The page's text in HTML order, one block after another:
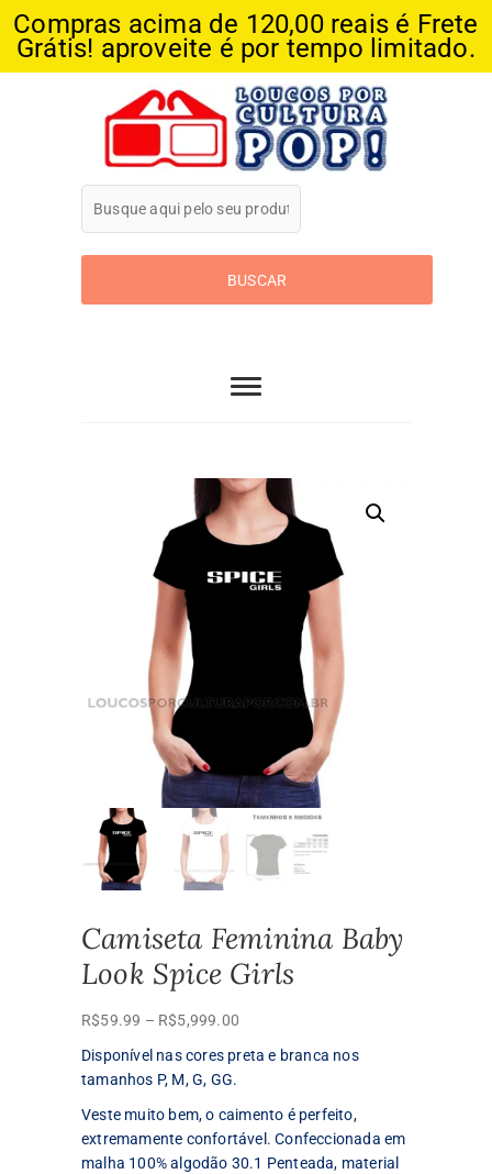
Compras acima de 120,00 reais é Frete
Grátis! aproveite é por tempo limitado.
Loucos Por
Cultura Pop
Camiseta Feminina Baby
Look Spice Girls
R$59.99 – R$5,999.00
através
R$5,999.00
Disponível nas cores preta e branca nos
tamanhos P, M, G, GG.
Veste muito bem, o caimento é perfeito,
extremamente confortável. Confeccionada em
malha 100% algodão 30.1 Penteada, material